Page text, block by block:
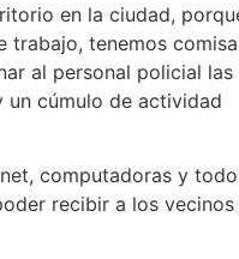
en la ciudad,
trabajo, tenemos
al personal policial las
un cúmulo de actividad
computadoras y
recibir a los vecinos